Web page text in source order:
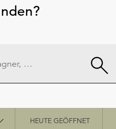
HEUTE GEÖFFNET